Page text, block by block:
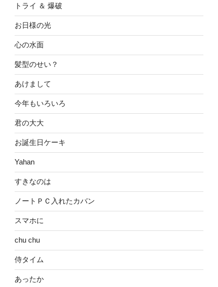
トライ ＆ 爆破
お日様の光
心の水面
髪型のせい？
あけまして
今年もいろいろ
君の大大
お誕生日ケーキ
Yahan
すきなのは
ノートＰＣ入れたカバン
スマホに
chu chu
侍タイム
あったか